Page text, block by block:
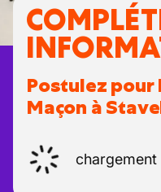
Postulez
Maçon à
chargement